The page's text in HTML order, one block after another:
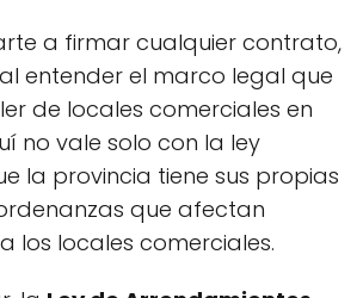
a firmar cualquier contrato,
entender el marco legal que
de locales comerciales en
no vale solo con la ley
la provincia tiene sus propias
que afectan
los locales comerciales.